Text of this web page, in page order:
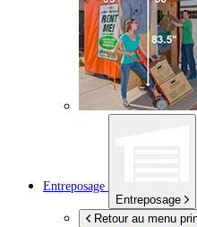
Entreposage
Entreposage
Retour au menu